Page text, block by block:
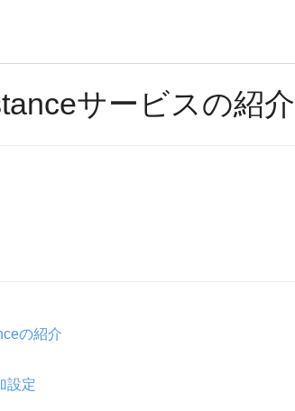
サービスの紹介
の紹介
設定